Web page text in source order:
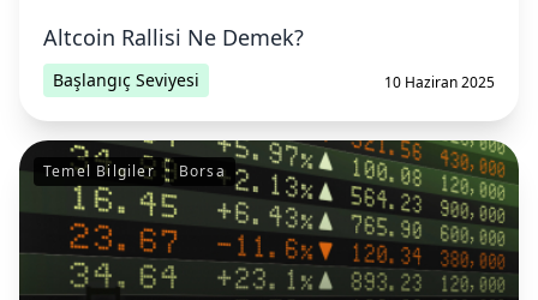
Altcoin Rallisi Ne Demek?
Başlangıç Seviyesi 10 Haziran 2025
Temel Bilgiler Borsa